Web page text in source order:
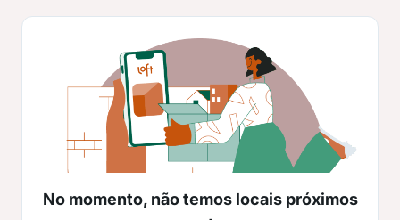
No momento, não temos locais próximos